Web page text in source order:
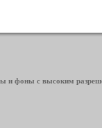
и фоны с высоким